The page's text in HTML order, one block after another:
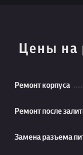
Цены на
Ремонт корпуса
Ремонт после
Замена разъема